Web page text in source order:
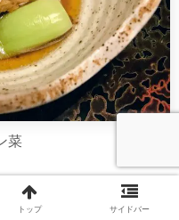
菜
トップ サイドバー